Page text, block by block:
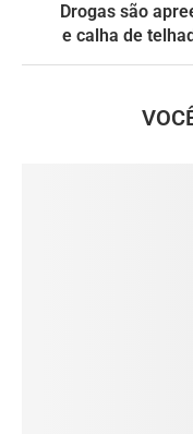
Drogas são
e calha de